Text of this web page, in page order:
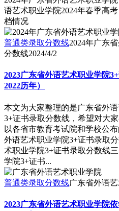
语艺术职业学院2024年春季高
档情况
普通类录取分数线2024年广东
分数线2024/4/2
2023广东省外语艺术职业学院
2022历年）
本文为大家整理的是广东省外
3+证书录取分数线，希望对大
以各省市教育考试院和学校公
外语艺术职业学院3+证书录取
术职业学院3+证书录取分数线
学院3+证书...
普通类录取分数线广东省外语
2023广东省外语艺术职业学院